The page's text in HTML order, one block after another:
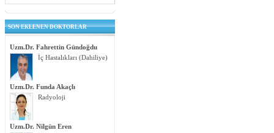
SON EKLENEN DOKTORLAR
Uzm.Dr. Fahrettin Gündoğdu
İç Hastalıkları (Dahiliye)
Uzm.Dr. Funda Akaçlı
Radyoloji
Uzm.Dr. Nilgün Eren